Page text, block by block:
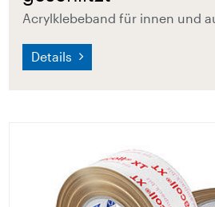
Acrylklebeband für innen und
Details